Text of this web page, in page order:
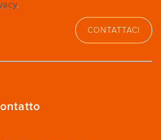
.
CONTATTACI